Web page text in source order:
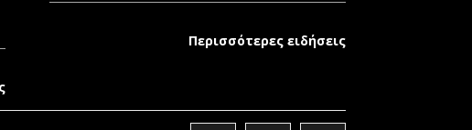
Περισσότερες ειδήσεις